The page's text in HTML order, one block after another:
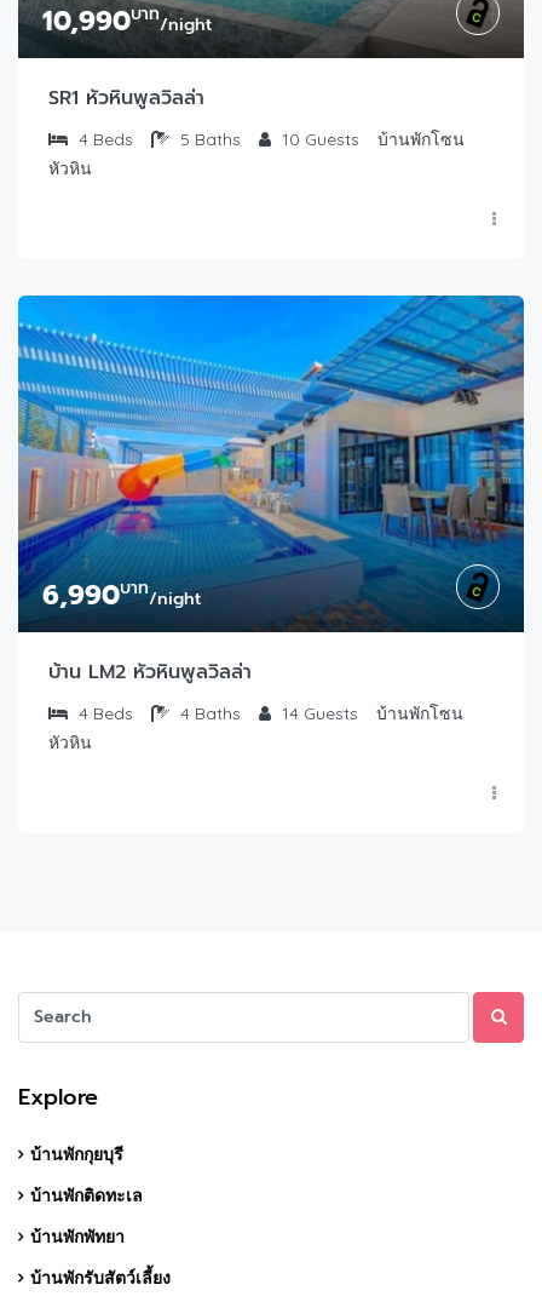
10,990บาท/night
SR1 หัวหินพูลวิลล่า
4 Beds 5 Baths 10 Guests
บ้านพักโซน
หัวหิน
6,990บาท/night
บ้าน LM2 หัวหินพูลวิลล่า
4 Beds 4 Baths 14 Guests
บ้านพักโซน
หัวหิน
Explore
บ้านพักกุยบุรี
บ้านพักติดทะเล
บ้านพักพัทยา
บ้านพักรับสัตว์เลี้ยง